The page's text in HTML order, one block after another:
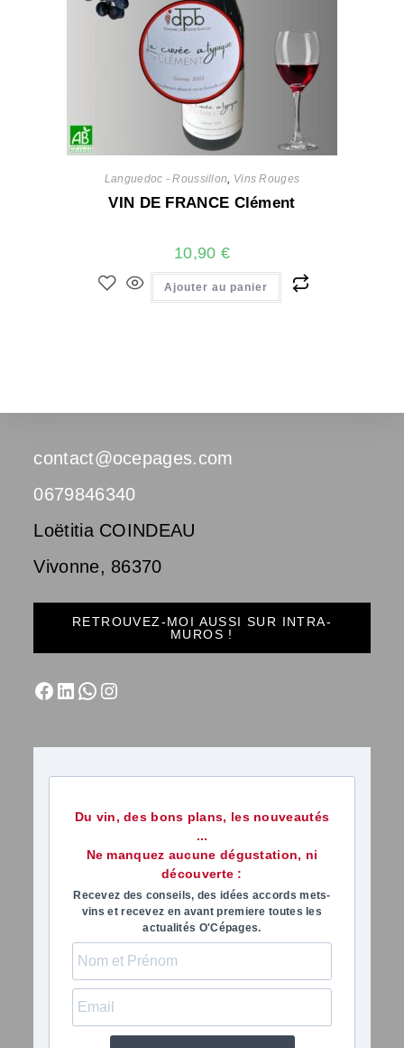
Languedoc - Roussillon Vins Rouges
VIN DE FRANCE Clément
10,90 €
Ajouter au panier
contact@ocepages.com
0679846340
Loëtitia COINDEAU
Vivonne, 86370
RETROUVEZ-MOI AUSSI SUR INTRA-
MUROS !
Du vin, des bons plans, les nouveautés
...
Ne manquez aucune dégustation, ni
découverte :
Recevez des conseils, des idées accords mets-
vins et recevez en avant premiere toutes les
actualités O'Cépages.